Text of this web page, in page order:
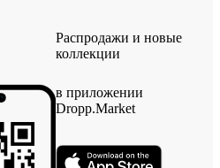
Распродажи и новые
коллекции
в приложении
Dropp.Market